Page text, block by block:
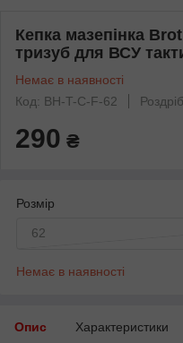
Кепка мазепінка
тризуб для ВСУ
Немає в наявності
Код: BH-T-C-F-62
Роздріб
290 ₴
Розмір
62
Немає в наявності
Опис Характеристики